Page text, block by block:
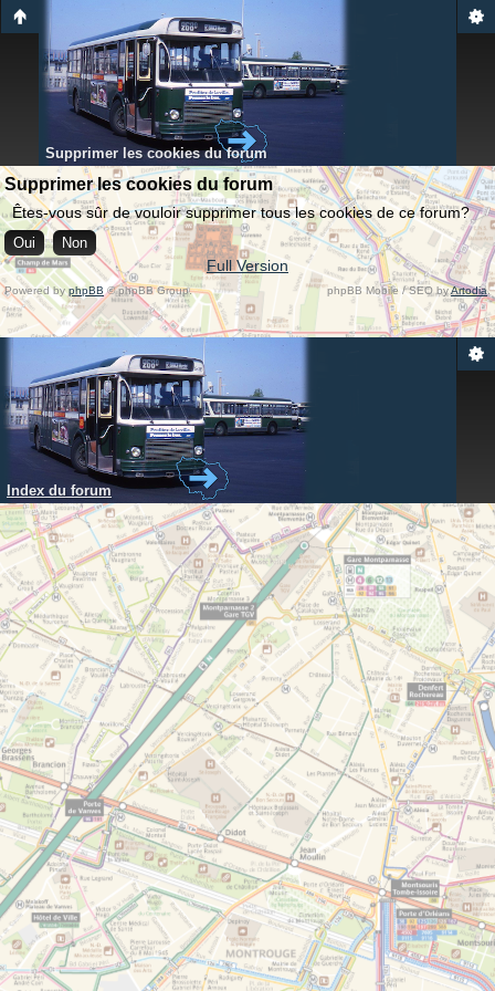
Supprimer les cookies du forum
Supprimer les cookies du forum
Êtes-vous sûr de vouloir supprimer tous les cookies de ce forum?
Full Version
Powered byphpBB © phpBB Group. phpBB Mobile / SEO byArtodia.
Index du forum